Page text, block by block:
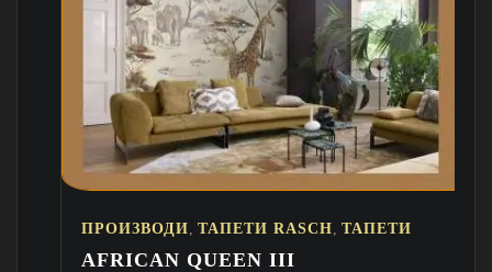
ТАПЕТИ RASCH,ТАПЕТИ
QUEEN III